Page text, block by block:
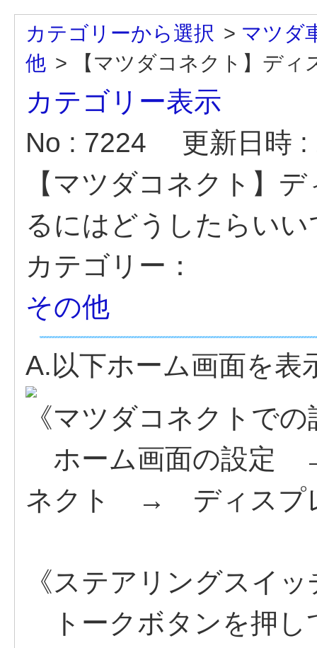
カテゴリーから選択 > マツダ
他 > 【マツダコネクト】ディ
カテゴリー表示
No : 7224
更新日時
【マツダコネクト】
るにはどうしたらいい
カテゴリー：
その他
A.以下ホーム画面を表
《マツダコネクトで
ホーム画面の設
ネクト → ディスプ
《ステアリングスイ
トークボタンを押し